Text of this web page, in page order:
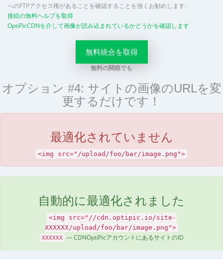
へのFTPアクセス権があることを確認することを強くお勧めします。
接続の無料ヘルプを取得
OptiPicCDNを介して画像が読み込まれているかどうかを確認します
無料統合を取得
無料の関税でも
オプション #4: サイトの画像のURLを変
更するだけです！
最適化されていません
<img src="/upload/foo/bar/image.png">
自動的に最適化されました
<img src="//cdn.optipic.io/site-
XXXXXX/upload/foo/bar/image.png">
XXXXXX — CDNOptiPicアカウントにあるサイトのID